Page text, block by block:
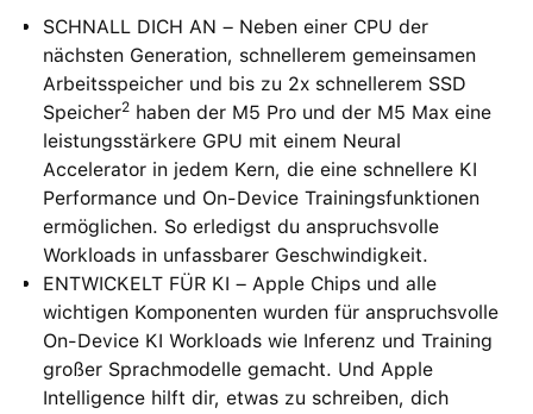
SCHNALL DICH AN – Neben einer CPU der
nächsten Generation, schnellerem gemeinsamen
Arbeitsspeicher und bis zu 2x schnellerem SSD
Speicher2 haben der M5 Pro und der M5 Max eine
leistungsstärkere GPU mit einem Neural
Accelerator in jedem Kern, die eine schnellere KI
Performance und On-Device Trainingsfunktionen
ermöglichen. So erledigst du anspruchsvolle
Workloads in unfassbarer Geschwindigkeit.
ENTWICKELT FÜR KI – Apple Chips und alle
wichtigen Komponenten wurden für anspruchsvolle
On-Device KI Workloads wie Inferenz und Training
großer Sprachmodelle gemacht. Und Apple
Intelligence hilft dir, etwas zu schreiben, dich